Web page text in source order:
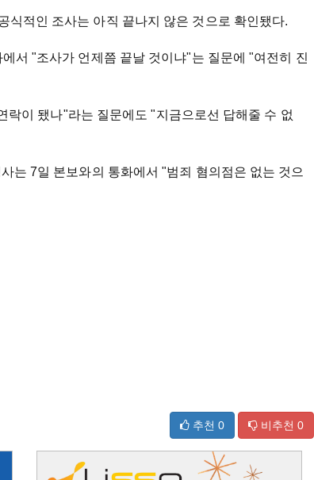
식적인 조사는 아직 끝나지 않은 것으로 확인됐다.
서 "조사가 언제쯤 끝날 것이냐"는 질문에 "여전히 진
락이 됐나"라는 질문에도 "지금으로선 답해줄 수 없
는 7일 본보와의 통화에서 "범죄 혐의점은 없는 것으
추천 0 비추천 0